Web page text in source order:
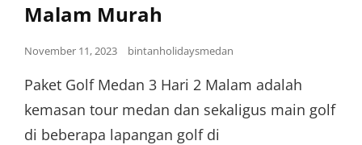
Malam Murah
November 11, 2023 bintanholidaysmedan
Paket Golf Medan 3 Hari 2 Malam adalah
kemasan tour medan dan sekaligus main golf
di beberapa lapangan golf di